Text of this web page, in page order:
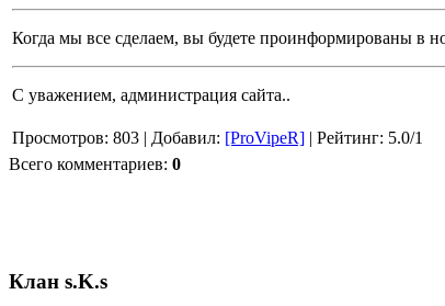
Когда мы все сделаем, вы будете проинформированы в
С уважением, администрация сайта..
Просмотров: 803 | Добавил: [ProVipeR] | Рейтинг: 5.0/1
Всего комментариев: 0
Клан s.K.s